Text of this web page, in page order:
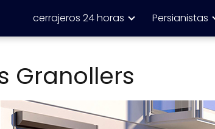
cerrajeros 24 horas Persianistas
Granollers